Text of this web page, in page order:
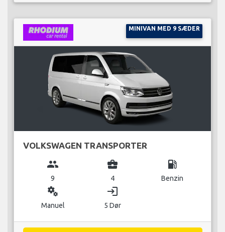
MINIVAN MED 9 SÆDER
VOLKSWAGEN TRANSPORTER
group
9
business_center
4
local_gas_station
Benzin
miscellaneous_services
Manuel
login
5 Dør